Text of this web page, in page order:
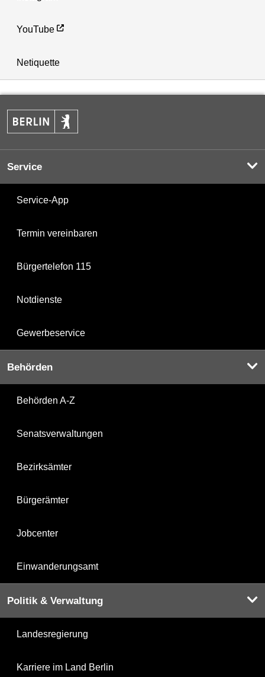
YouTube
Netiquette
Service
Service-App
Termin vereinbaren
Bürgertelefon 115
Notdienste
Gewerbeservice
Behörden
Behörden A-Z
Senatsverwaltungen
Bezirksämter
Bürgerämter
Jobcenter
Einwanderungsamt
Politik & Verwaltung
Landesregierung
Karriere im Land Berlin